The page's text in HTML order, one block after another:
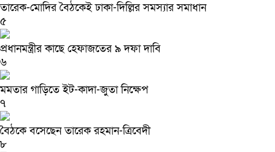
তারেক-মোদির বৈঠকেই ঢাকা-দিল্লির সমস্যার সমাধান
৫
প্রধানমন্ত্রীর কাছে হেফাজতের ৯ দফা দাবি
৬
মমতার গাড়িতে ইট-কাদা-জুতা নিক্ষেপ
৭
বৈঠকে বসেছেন তারেক রহমান-ত্রিবেদী
৮